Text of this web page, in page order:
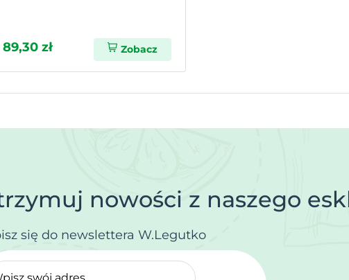
89,30 zł Zobacz
nowości z naszego
się do newslettera W.Legutko